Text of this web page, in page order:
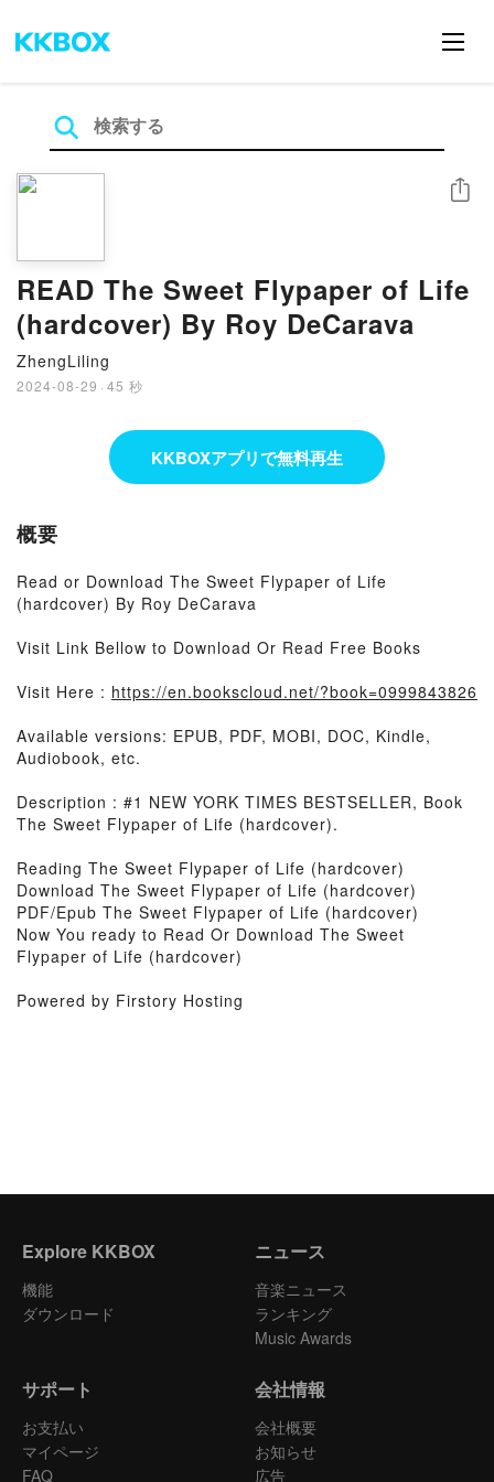
READ The Sweet Flypaper of Life
(hardcover) By Roy DeCarava
ZhengLiling
2024-08-29 · 45 秒
シェア
KKBOXアプリで無料再生
概要
Read or Download The Sweet Flypaper of Life
(hardcover) By Roy DeCarava
Visit Link Bellow to Download Or Read Free Books
Visit Here : https://en.bookscloud.net/?book=0999843826
Available versions: EPUB, PDF, MOBI, DOC, Kindle,
Audiobook, etc.
Description : #1 NEW YORK TIMES BESTSELLER, Book
The Sweet Flypaper of Life (hardcover).
Reading The Sweet Flypaper of Life (hardcover)
Download The Sweet Flypaper of Life (hardcover)
PDF/Epub The Sweet Flypaper of Life (hardcover)
Now You ready to Read Or Download The Sweet
Flypaper of Life (hardcover)
Powered by Firstory Hosting
Explore KKBOX
機能
ダウンロード
ニュース
音楽ニュース
ランキング
Music Awards
サポート
お支払い
マイページ
FAQ
会社情報
会社概要
お知らせ
広告